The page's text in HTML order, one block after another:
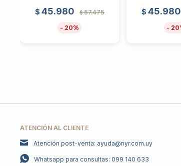
$ 45.980 $ 57.475
20
$ 45.980
20
ATENCIÓN AL CLIENTE
Atención post-venta: ayuda@nyr.com.uy
Whatsapp para consultas: 099 140 633